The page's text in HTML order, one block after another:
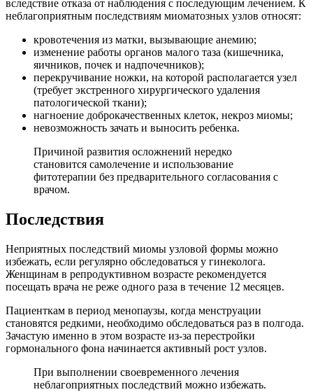
вследствие отказа от наблюдения с последующим лечением. К
неблагоприятным последствиям миоматозных узлов относят:
кровотечения из матки, вызывающие анемию;
изменение работы органов малого таза (кишечника,
яичников, почек и надпочечников);
перекручивание ножки, на которой располагается узел
(требует экстренного хирургического удаления
патологической ткани);
нагноение доброкачественных клеток, некроз миомы;
невозможность зачать и выносить ребенка.
Причиной развития осложнений нередко
становится самолечение и использование
фитотерапии без предварительного согласования с
врачом.
Последствия
Неприятных последствий миомы узловой формы можно
избежать, если регулярно обследоваться у гинеколога.
Женщинам в репродуктивном возрасте рекомендуется
посещать врача не реже одного раза в течение 12 месяцев.
Пациенткам в период менопаузы, когда менструации
становятся редкими, необходимо обследоваться раз в полгода.
Зачастую именно в этом возрасте из-за перестройки
гормонального фона начинается активный рост узлов.
При выполнении своевременного лечения
неблагоприятных последствий можно избежать.